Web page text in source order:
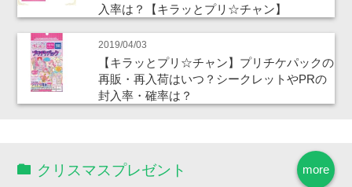
入率は？【キラッとプリ☆チャン】
2019/04/03
【キラッとプリ☆チャン】プリチケパックの
再販・再入荷はいつ？シークレットやPRの
封入率・確率は？
more
クリスマスプレゼント